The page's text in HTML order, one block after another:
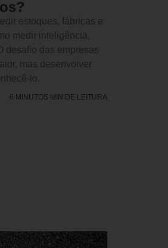
estoques, fábricas e
medir inteligência,
desafio das empresas
mas desenvolver
lo.
6 MINUTOS MIN DE LEITURA